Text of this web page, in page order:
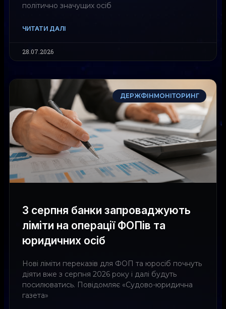
політично значущих осіб
ЧИТАТИ ДАЛІ
28.07.2026
ДЕРЖФІНМОНІТОРИНГ
З серпня банки запроваджують
ліміти на операції ФОПів та
юридичних осіб
Нові ліміти переказів для ФОП та юросіб почнуть
діяти вже з серпня 2026 року і далі будуть
посилюватись. Повідомляє «Судово-юридична
газета»